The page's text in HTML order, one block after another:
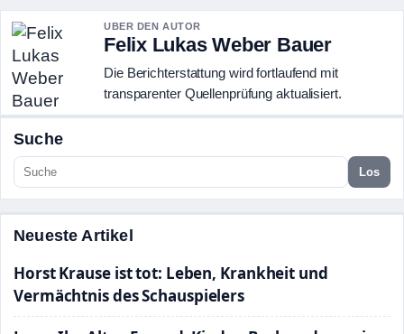
UBER DEN AUTOR
Felix Lukas Weber Bauer
Die Berichterstattung wird fortlaufend mit
transparenter Quellenprüfung aktualisiert.
Suche
Los
Neueste Artikel
Horst Krause ist tot: Leben, Krankheit und
Vermächtnis des Schauspielers